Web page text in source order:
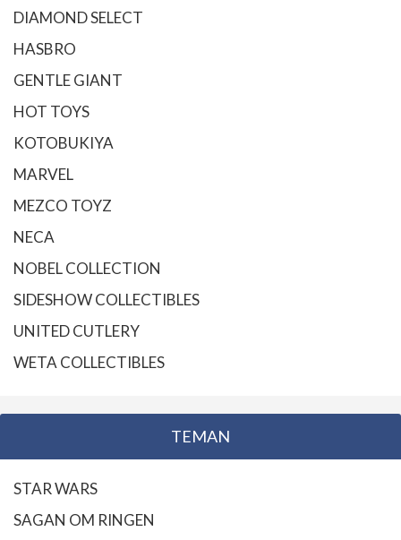
DIAMOND SELECT
HASBRO
GENTLE GIANT
HOT TOYS
KOTOBUKIYA
MARVEL
MEZCO TOYZ
NECA
NOBEL COLLECTION
SIDESHOW COLLECTIBLES
UNITED CUTLERY
WETA COLLECTIBLES
TEMAN
STAR WARS
SAGAN OM RINGEN